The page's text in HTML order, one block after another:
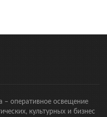
– оперативное освещение
культурных и бизнес